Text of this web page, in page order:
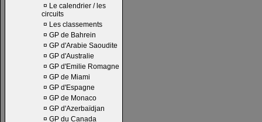
¤ Le calendrier / les
circuits
¤ Les classements
¤ GP de Bahrein
¤ GP d'Arabie Saoudite
¤ GP d'Australie
¤ GP d'Emilie Romagne
¤ GP de Miami
¤ GP d'Espagne
¤ GP de Monaco
¤ GP d'Azerbaïdjan
¤ GP du Canada